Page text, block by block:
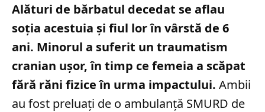
Alături de bărbatul decedat se aflau
soția acestuia și fiul lor în vârstă de 6
ani. Minorul a suferit un traumatism
cranian ușor, în timp ce femeia a scăpat
fără răni fizice în urma impactului. Ambii
au fost preluați de o ambulanță SMURD de